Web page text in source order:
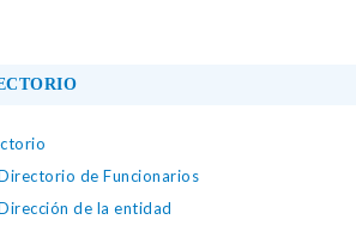
de Funcionarios
de la entidad